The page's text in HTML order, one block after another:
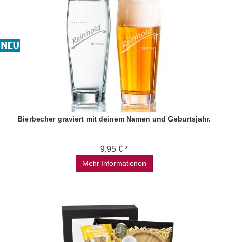
Bierbecher graviert mit deinem Namen und Geburtsjahr.
9,95 € *
Mehr Informationen